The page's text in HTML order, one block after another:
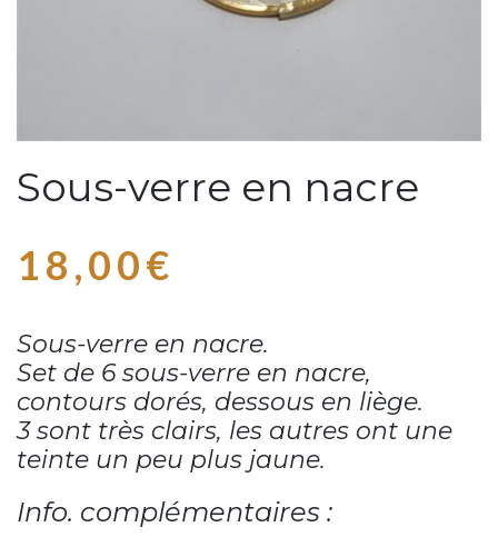
Sous-verre en nacre
18,00€
Sous-verre en nacre.
Set de 6 sous-verre en nacre,
contours dorés, dessous en liège.
3 sont très clairs, les autres ont une
teinte un peu plus jaune.
Info. complémentaires :